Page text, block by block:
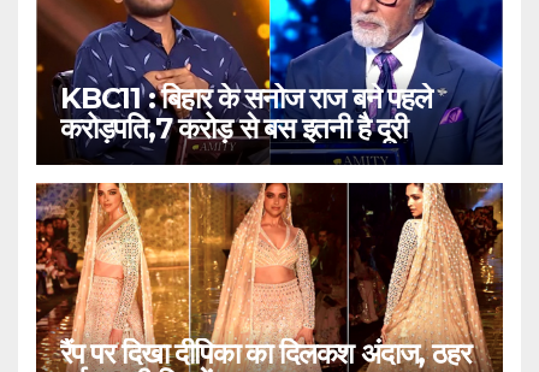
KBC11 : बिहार के सनोज राज बने पहले
करोड़पति,7 करोड़ से बस इतनी है दूरी
रैंप पर दिखा दीपिका का दिलकश अंदाज, ठहर